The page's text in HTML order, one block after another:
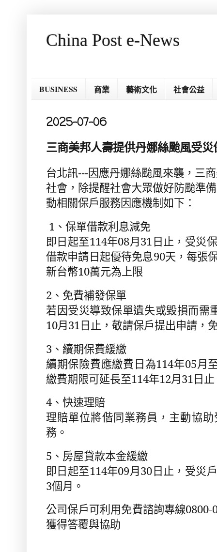
China Post e-News
BUSINESS 商業 藝術文化 社會公益
2025-07-06
三商美邦人壽提供丹娜絲颱風受災
台北訊---因應丹娜絲颱風來襲，三
社會，除提醒社會大眾做好防颱準
動相關保戶服務因應機制如下：
1 、保單借款利息減免
即日起至114年08月31日止，受災
借款申請日起優待免息90天，每張
新台幣10萬元為上限
2 、免費補發保單
若因受災導致保單遺失或毀損而需
10月31日止，敬請保戶提出申請，
3 、續期保費緩繳
續期保險費應繳費日為114年05月
繳費期限可延長至114年12月31日
4、快速理賠
理賠單位將偕同業務員，主動協
務。
5 、房屋貸款本金緩繳
即日起至114年09月30日止，受災
3個月。
公司保戶可利用免費諮詢專線0800-
獲得答覆與協助